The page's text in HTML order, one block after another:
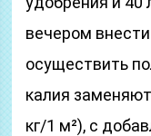
вечером
осуществить
калия
кг/1 м²), с